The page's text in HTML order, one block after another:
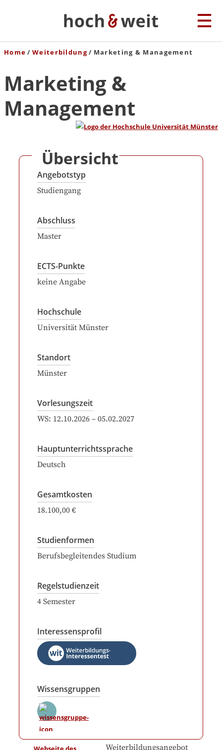
Home Weiterbildung Marketing & Management
Marketing &
Management
Übersicht
Angebotstyp
Studiengang
Abschluss
Master
ECTS-Punkte
keine Angabe
Hochschule
Universität Münster
Standort
Münster
Vorlesungszeit
WS: 12.10.2026 – 05.02.2027
Hauptunterrichtssprache
Deutsch
Gesamtkosten
18.100,00 €
Studienformen
Berufsbegleitendes Studium
Regelstudienzeit
4 Semester
Interessensprofil
Wissensgruppen
Weiterbildungsangebot